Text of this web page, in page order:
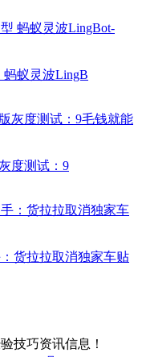
蚂蚁灵波LingB
度测试：9
货拉拉取消独家车贴
技巧资讯信息！